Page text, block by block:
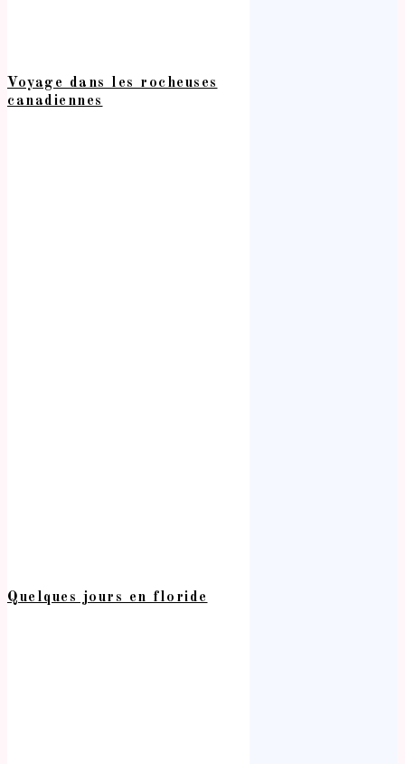
Voyage dans les rocheuses
canadiennes
Quelques jours en floride